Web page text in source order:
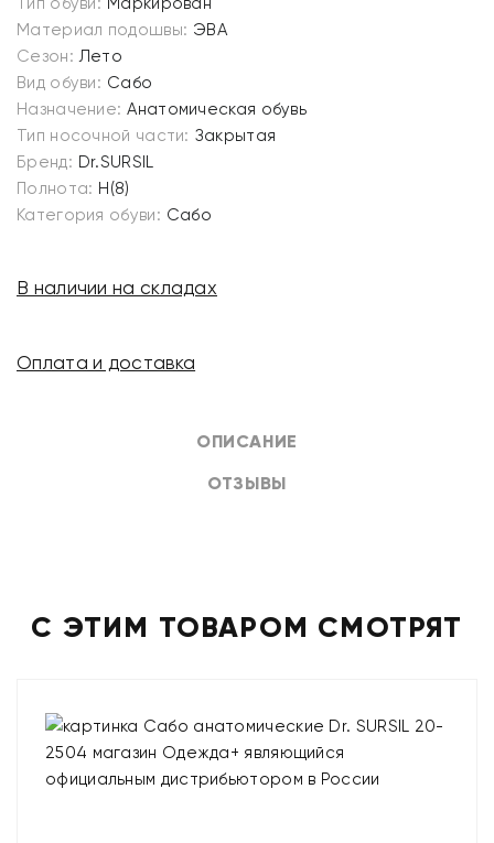
ОПИСАНИЕ
ОТЗЫВЫ
Материал подошвы: ЭВА
Сезон: Лето
Вид обуви: Сабо
Назначение: Анатомическая обувь
Тип носочной части: Закрытая
Бренд: Dr.SURSIL
Полнота: H(8)
Категория обуви: Сабо
В наличии на складах
Оплата и доставка
С ЭТИМ ТОВАРОМ СМОТРЯТ